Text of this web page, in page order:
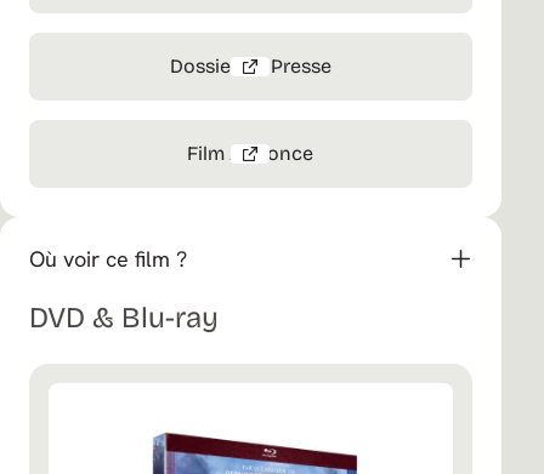
Dossier de Presse
Film Annonce
Où voir ce film ?
DVD & Blu-ray